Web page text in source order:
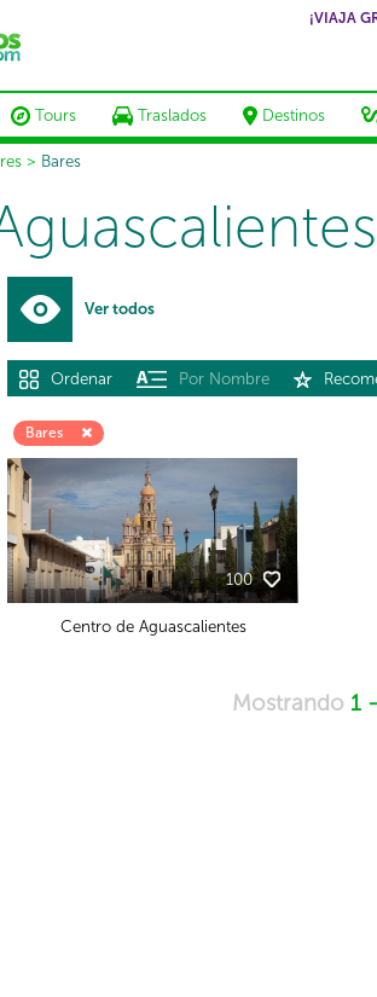
¡VIAJA
Tours Traslados Destinos
> Bares
Ver todos
Ordenar Por Nombre
Bares
100
Centro de Aguascalientes
Mostrando 1